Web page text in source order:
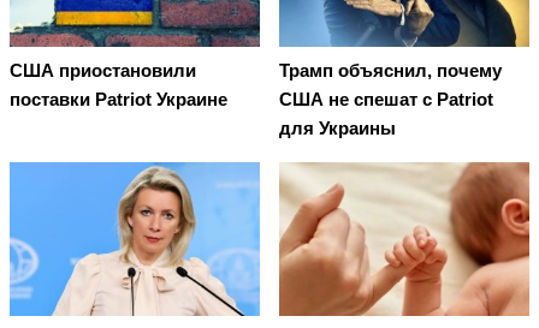
США приостановили
поставки Patriot Украине
Трамп объяснил, почему
США не спешат с Patriot
для Украины